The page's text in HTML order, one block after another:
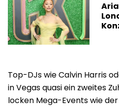
Top-DJs wie Calvin Harris
in Vegas quasi ein zweites
locken Mega-Events wie